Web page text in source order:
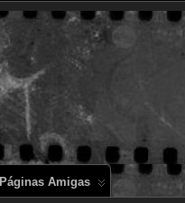
Páginas Amigas